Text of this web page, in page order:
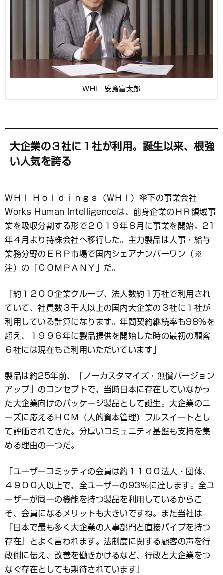
WHI 安斎富太郎
大企業の３社に１社が利用。誕生以来、根強
い人気を誇る
ＷＨＩ Ｈｏｌｄｉｎｇｓ（ＷＨＩ）傘下の事業会社
Works Human Intelligenceは、前身企業のＨＲ領域事
業を吸収分割する形で２０１９年８月に事業を開始。21
年４月より持株会社へ移行した。主力製品は人事・給与
業務分野のＥＲＰ市場で国内シェアナンバーワン（※
注）の「ＣＯＭＰＡＮＹ」だ。
「約１２００企業グループ、法人数約１万社で利用され
ていて、社員数３千人以上の国内大企業の３社に１社が
利用している計算になります。年間契約継続率も98％を
超え、１９９６年に製品提供を開始した時の最初の顧客
６社には現在もご利用いただいています」
製品は約25年前、「ノーカスタマイズ・無償バージョン
アップ」のコンセプトで、当時日本に存在していなかっ
た大企業向けのパッケージ製品として誕生。大企業のニ
ーズに応えるＨＣＭ（人的資本管理）フルスイートとし
て評価されてきた。分厚いコミュニティ基盤も支持を集
める理由の一つだ。
「ユーザーコミッティの会員は約１１００法人・団体、
４９００人以上で、全ユーザーの93％に達します。全ユ
ーザーが同一の機能を持つ製品を利用しているからこ
そ、会員になるメリットも大きいですね。また当社は
『日本で最も多く大企業の人事部門と直接パイプを持つ
存在』とよく言われます。法制度に関する顧客の声を行
政側に伝え、改善を働きかけるなど、行政と大企業をつ
なぐ存在としても期待されています」